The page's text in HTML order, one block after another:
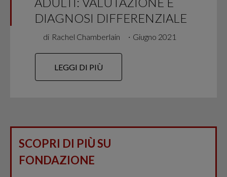
DIAGNOSI DIFFERENZIALE
di Rachel Chamberlain ∙ Giugno 2021
LEGGI DI PIÙ
SCOPRI DI PIÙ SU
FONDAZIONE